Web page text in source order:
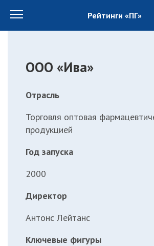
Рейтинги «ПГ»
ООО «Ива»
Отрасль
Торговля оптовая
продукцией
Год запуска
2000
Директор
Антонс Лейтанс
Ключевые фигуры